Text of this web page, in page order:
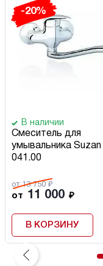
-20%
В наличии
Смеситель для
умывальника Suzan
041.00
от 13 750 ₽
от 11 000 ₽
В КОРЗИНУ